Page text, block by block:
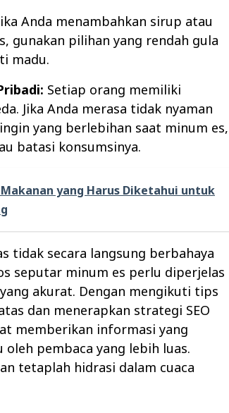
Anda menambahkan sirup atau
gunakan pilihan yang rendah gula
madu.
Setiap orang memiliki
Jika Anda merasa tidak nyaman
yang berlebihan saat minum es,
batasi konsumsinya.
yang Harus Diketahui untuk
tidak secara langsung berbahaya
seputar minum es perlu diperjelas
akurat. Dengan mengikuti tips
dan menerapkan strategi SEO
memberikan informasi yang
pembaca yang lebih luas.
tetaplah hidrasi dalam cuaca